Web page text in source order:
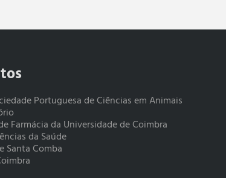
Portuguesa de Ciências em Animais
Farmácia da Universidade de Coimbra
da Saúde
Santa Comba